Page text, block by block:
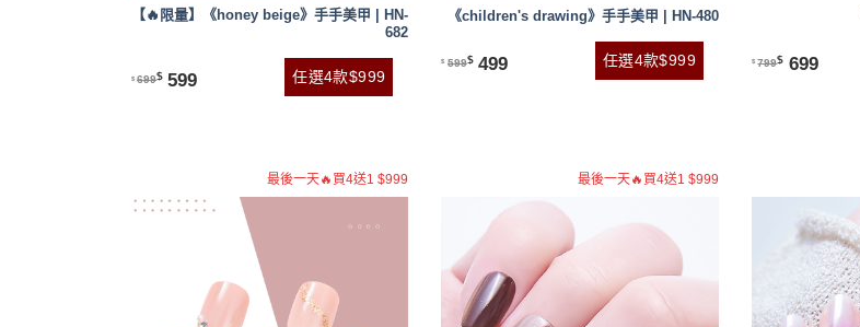
【🔥限量】《honey beige》手手美甲 | HN-
682
$ 699$ 599 任選4款$999
《children's drawing》手手美甲 | HN-480
$ 599$ 499 任選4款$999 $ 799$ 699
最後一天🔥買4送1 $999 最後一天🔥買4送1 $999